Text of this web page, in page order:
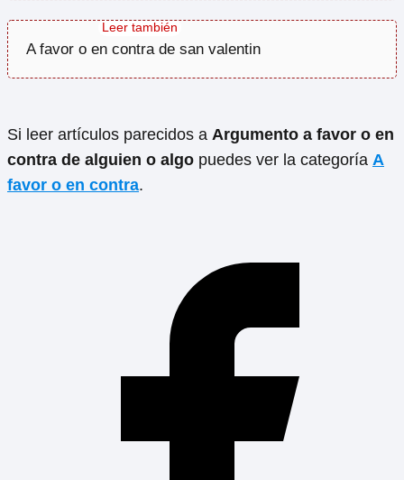
A favor o en contra de san valentin
Si leer artículos parecidos a Argumento a favor o en
contra de alguien o algo puedes ver la categoría A
favor o en contra.